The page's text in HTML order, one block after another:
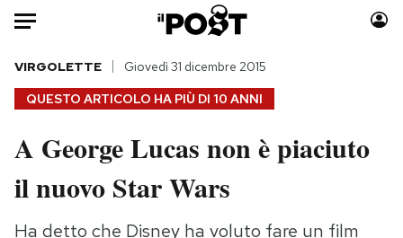
Auto
HOME
Italia
Politica
Tecnologia
Moda
Consumismi
Storie/Idee
QUESTO ARTICOLO HA PIÙ DI 10 ANNI
VIRGOLETTE Giovedì 31 dicembre 2015
A George Lucas non è piaciuto
il nuovo Star Wars
Ha detto che Disney ha voluto fare un film